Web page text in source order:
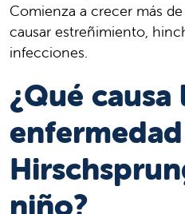
Comienza a crecer más
causar estreñimiento,
infecciones.
¿Qué causa
niño?